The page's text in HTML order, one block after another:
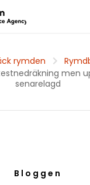
rymden
men
senarelagd
Bloggen